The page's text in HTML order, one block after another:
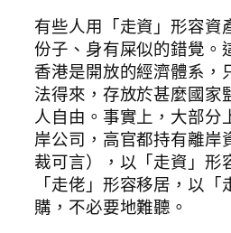
有些人用「走資」形容資
份子、身有屎似的錯覺。
香港是開放的經濟體系，
法得來，存放於甚麼國家
人自由。事實上，大部分
岸公司，高官都持有離岸
裁可言），以「走資」形
「走佬」形容移居，以
購，不必要地難聽。